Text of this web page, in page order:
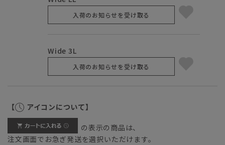
入荷のお知らせを受け取る
Wide 3L
入荷のお知らせを受け取る
【 アイコンについて】
の表示の商品は、
注文画面でお急ぎ発送を選択いただけます。